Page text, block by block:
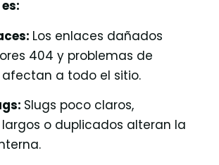
Los enlaces dañados
404 y problemas de
a todo el sitio.
Slugs poco claros,
o duplicados alteran la